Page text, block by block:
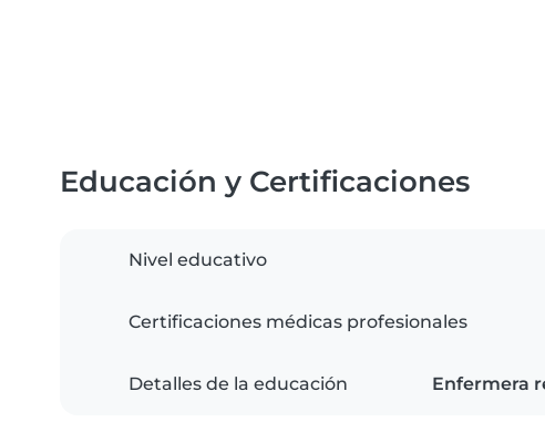
Educación y Certificaciones
Nivel educativo
Certificaciones médicas profesionales
Detalles de la educación Enfermera